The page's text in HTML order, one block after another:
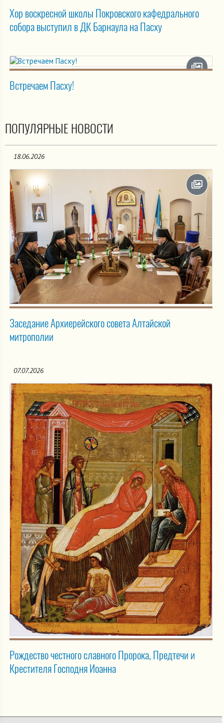
Хор воскресной школы Покровского кафедрального
собора выступил в ДК Барнаула на Пасху
Встречаем Пасху!
ПОПУЛЯРНЫЕ НОВОСТИ
18.06.2026
Заседание Архиерейского совета Алтайской
митрополии
07.07.2026
Рождество честного славного Пророка, Предтечи и
Крестителя Господня Иоанна